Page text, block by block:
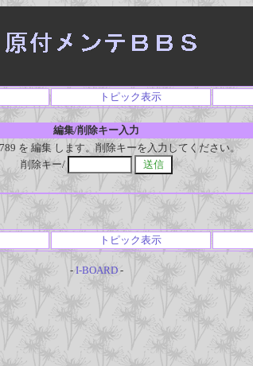
トピック表示
編集/削除キー入力
を 編集 します。削除キーを入力してください。
削除キー/
トピック表示
- I-BOARD-